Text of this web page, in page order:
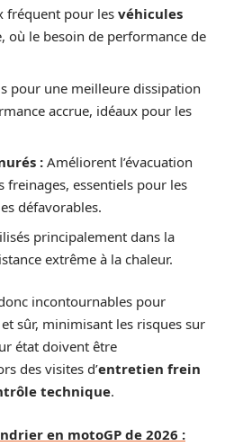
fréquent pour les véhicules
où le besoin de performance de
pour une meilleure dissipation
accrue, idéaux pour les
: Améliorent l’évacuation
freinages, essentiels pour les
défavorables.
principalement dans la
extrême à la chaleur.
incontournables pour
sûr, minimisant les risques sur
état doivent être
des visites d’entretien frein
technique.
en motoGP de 2026 :